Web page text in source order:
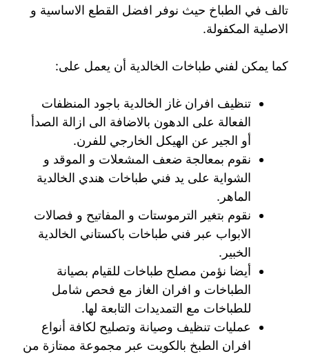
تالف في الطباخ حيث نوفر افضل القطع الاساسية و
الاصلية المكفولة.
كما يمكن لفني طباخات الخالدية أن يعمل على:
تنظيف افران غاز الخالدية باجود المنظفات
الفعالة على الدهون بالاضافة الى ازالة الصدأ
أو الجير عن الهيكل الخارجي للفرن.
نقوم بمعالجة ضعف المشعلات و الموقد و
الشواية على يد فني طباخات هندي الخالدية
الماهر.
نقوم بتغير الترموستات و المفاتيح و فصالات
الابواب عبر فني طباخات باكستاني الخالدية
الخبير.
أيضا نؤمن مصلح طباخات للقيام بصيانة
الطباخات و افران الغاز مع فحص شامل
للطباخات مع التمديدات التابعة لها.
عمليات تنظيف وصيانة وتصليح لكافة أنواع
افران الطبخ بالكويت عبر مجموعة ممتازة من